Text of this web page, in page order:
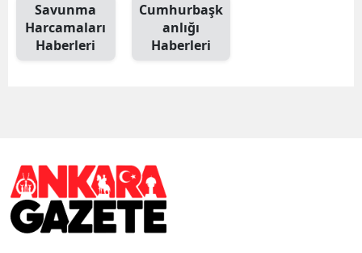
Savunma
Harcamaları
Haberleri
Cumhurbaşk
anlığı
Haberleri